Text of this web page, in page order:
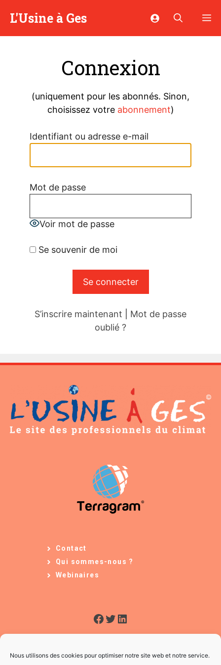
Nous utilisons des cookies pour optimiser notre site web et notre service.
L'Usine à Ges
Connexion
(uniquement pour les abonnés. Sinon,
choisissez votre abonnement)
Identifiant ou adresse e-mail
Mot de passe
Voir mot de passe
Se souvenir de moi
S’inscrire maintenant
Mot de passe
oublié ?
Contact
Qui sommes-nous ?
Webinaires
Facebook
Twitter
LinkedIn